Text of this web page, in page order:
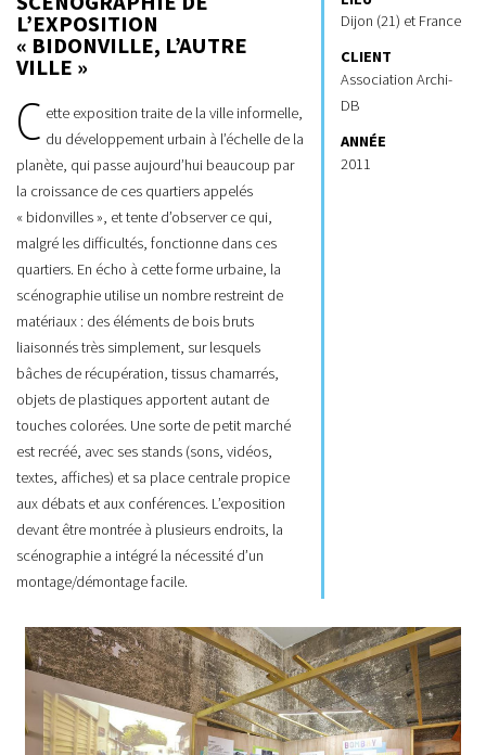
L’EXPOSITION
« BIDONVILLE, L’AUTRE
VILLE »
C ette exposition traite de la ville informelle,
du développement urbain à l’échelle de la
planète, qui passe aujourd’hui beaucoup par
la croissance de ces quartiers appelés
« bidonvilles », et tente d’observer ce qui,
malgré les difficultés, fonctionne dans ces
quartiers. En écho à cette forme urbaine, la
scénographie utilise un nombre restreint de
matériaux : des éléments de bois bruts
liaisonnés très simplement, sur lesquels
bâches de récupération, tissus chamarrés,
objets de plastiques apportent autant de
touches colorées. Une sorte de petit marché
est recréé, avec ses stands (sons, vidéos,
textes, affiches) et sa place centrale propice
aux débats et aux conférences. L’exposition
devant être montrée à plusieurs endroits, la
scénographie a intégré la nécessité d’un
montage/démontage facile.
Dijon (21) et France
CLIENT
Association Archi-
DB
ANNÉE
2011